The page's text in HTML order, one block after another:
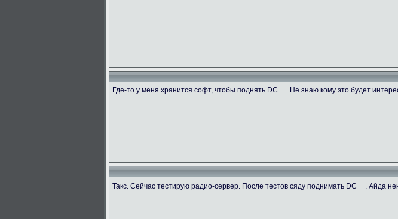
Где-то у меня хранится софт, чтобы поднять DC++. Не знаю кому это будет
Такс. Сейчас тестирую радио-сервер. После тестов сяду поднимать DC++. Айда